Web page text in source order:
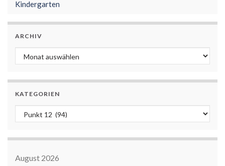
Kindergarten
ARCHIV
Archiv
KATEGORIEN
Kategorien
August 2026